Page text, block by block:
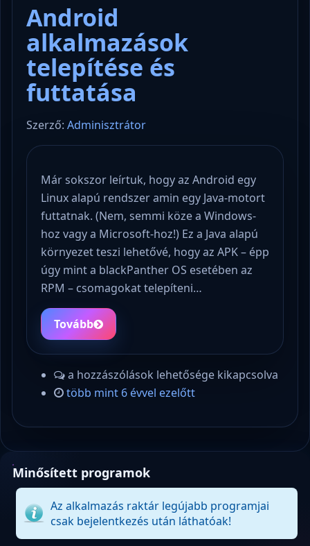
Android
alkalmazások
telepítése és
futtatása
Szerző: Adminisztrátor
Már sokszor leírtuk, hogy az Android egy
Linux alapú rendszer amin egy Java-motort
futtatnak. (Nem, semmi köze a Windows-
hoz vagy a Microsoft-hoz!) Ez a Java alapú
környezet teszi lehetővé, hogy az APK – épp
úgy mint a blackPanther OS esetében az
RPM – csomagokat telepíteni…
Tovább
a hozzászólások lehetősége kikapcsolva
több mint 6 évvel ezelőtt
Minősített programok
Az alkalmazás raktár legújabb programjai
csak bejelentkezés után láthatóak!